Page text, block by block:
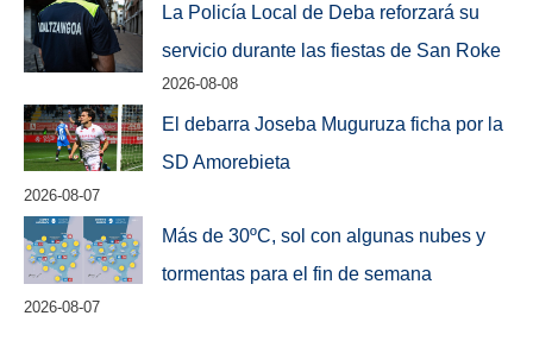
La Policía Local de Deba reforzará su
servicio durante las fiestas de San Roke
2026-08-08
El debarra Joseba Muguruza ficha por la
SD Amorebieta
2026-08-07
Más de 30ºC, sol con algunas nubes y
tormentas para el fin de semana
2026-08-07